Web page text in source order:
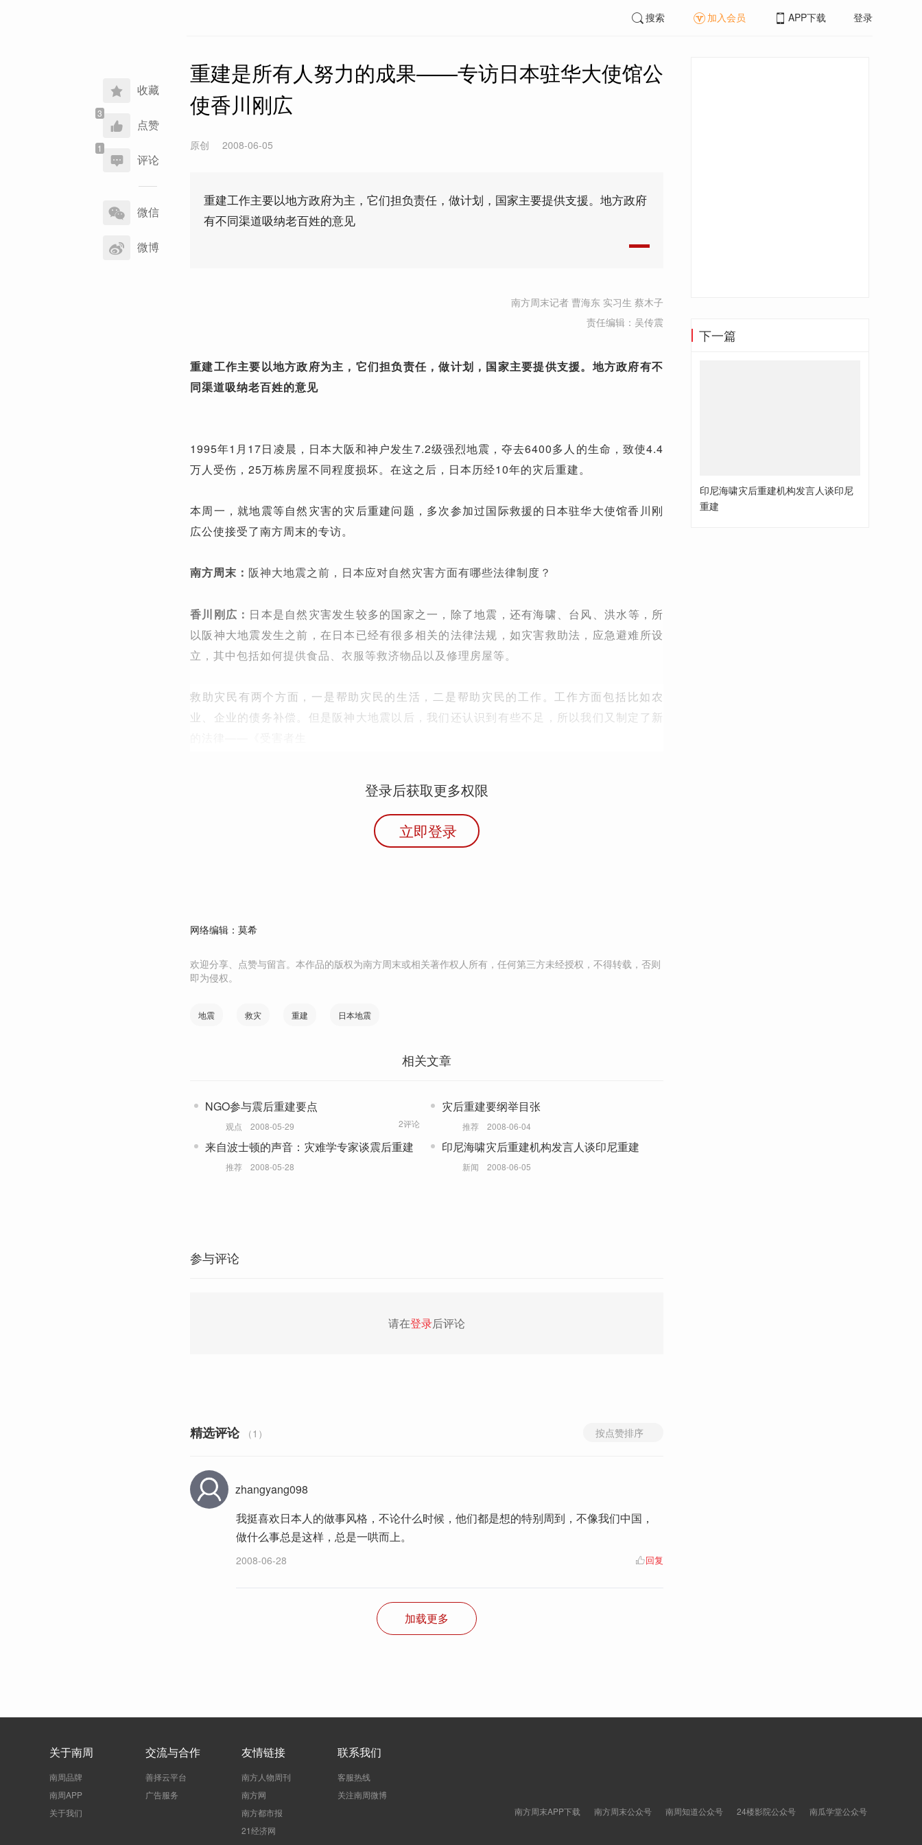
收藏
点赞
评论
享
到
微信
微博
搜索 加入会员 APP下载 登录
重建是所有人努力的成果——专访日本驻华大使馆公
使香川刚広
原创 2008-06-05
重建工作主要以地方政府为主，它们担负责任，做计划，国家主要提供支援。地方政府
有不同渠道吸纳老百姓的意见
南方周末记者 曹海东 实习生 蔡木子
责任编辑：吴传震
重建工作主要以地方政府为主，它们担负责任，做计划，国家主要提供支援。地方政府有不
同渠道吸纳老百姓的意见
1995年1月17日凌晨，日本大阪和神户发生7.2级强烈地震，夺去6400多人的生命，致使4.4
万人受伤，25万栋房屋不同程度损坏。在这之后，日本历经10年的灾后重建。
本周一，就地震等自然灾害的灾后重建问题，多次参加过国际救援的日本驻华大使馆香川刚
広公使接受了南方周末的专访。
南方周末： 阪神大地震之前，日本应对自然灾害方面有哪些法律制度？
香川刚広： 日本是自然灾害发生较多的国家之一，除了地震，还有海啸、台风、洪水等，所
以阪神大地震发生之前，在日本已经有很多相关的法律法规，如灾害救助法，应急避难所设
立，其中包括如何提供食品、衣服等救济物品以及修理房屋等。
救助灾民有两个方面，一是帮助灾民的生活，二是帮助灾民的工作。工作方面包括比如农
业、企业的债务补偿。但是阪神大地震以后，我们还认识到有些不足，所以我们又制定了新
登录后获取更多权限
立即登录
网络编辑：莫希
欢迎分享、点赞与留言。本作品的版权为南方周末或相关著作权人所有，任何第三方未经授权，不得转载，否则
即为侵权。
地震 救灾 重建 日本地震
相关文章
NGO参与震后重建要点
观点 2008-05-29 2评论
灾后重建要纲举目张
推荐 2008-06-04
来自波士顿的声音：灾难学专家谈震后重建
推荐 2008-05-28
印尼海啸灾后重建机构发言人谈印尼重建
新闻 2008-06-05
参与评论
请在登录后评论
精选评论 （1） 按点赞排序
zhangyang098
我挺喜欢日本人的做事风格，不论什么时候，他们都是想的特别周到，不像我们中国，
做什么事总是这样，总是一哄而上。
2008-06-28 回复
加载更多
下一篇
印尼海啸灾后重建机构发言人谈印尼
重建
关于南周
南周品牌
南周APP
关于我们
交流与合作
善择云平台
广告服务
友情链接
南方人物周刊
南方网
南方都市报
21经济网
联系我们
客服热线
关注南周微博
南方周末APP下载
南方周末公众号 南周知道公众号 24楼影院公众号 南瓜学堂公众号